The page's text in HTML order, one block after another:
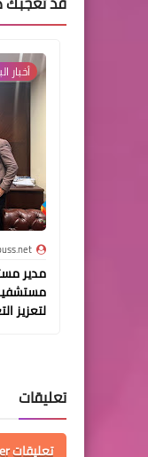
أخبار
مدير
لتعزيز
تعليقات
تعليقات Blogger